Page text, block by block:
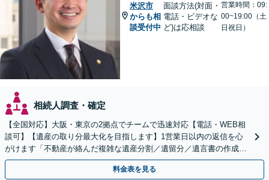
米沢市
からも相
談受付中
面談方法(対面・
電話・ビデオな
ど)は応相談
営業時間：09:
00~19:00（土
日祝日）
相続人調査・確定
【全国対応】大阪・東京の2拠点でチームで迅速対応【電話・WEB相
談可】【遺産の取り分最大化を目指します】1営業日以内の返信を心
がけます「不動産が絡んだ複雑な遺産分割／遺留分／遺言書の作成・
執行／事業承継など、お任せください」【休日相談あり】
料金表を見る